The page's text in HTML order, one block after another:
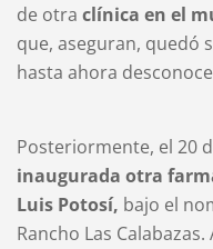
de otra clínica en el
que, aseguran, quedó
hasta ahora
Posteriormente, el 20
inaugurada otra
Luis Potosí, bajo el
Rancho Las